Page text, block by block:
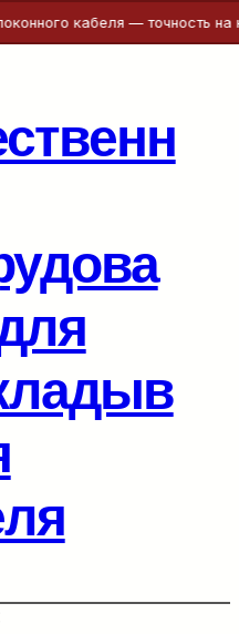
кабеля — точность на